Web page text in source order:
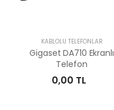
KABLOLU TELEFONLAR
Gigaset DA710 Ekranlı
Telefon
0,00 TL